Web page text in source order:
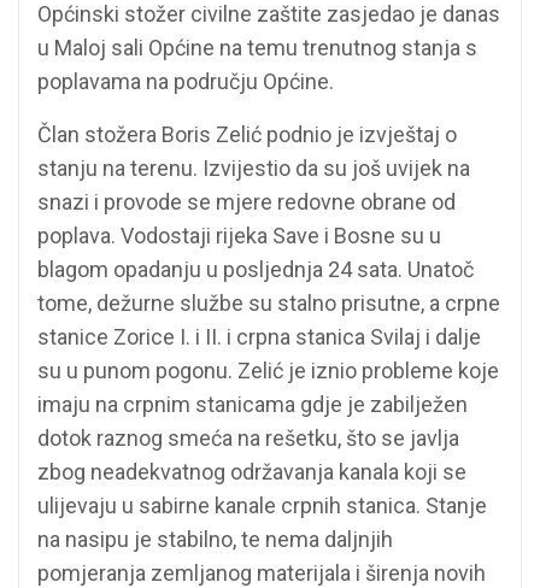
Općinski stožer civilne zaštite zasjedao je danas
u Maloj sali Općine na temu trenutnog stanja s
poplavama na području Općine.
Član stožera Boris Zelić podnio je izvještaj o
stanju na terenu. Izvijestio da su još uvijek na
snazi i provode se mjere redovne obrane od
poplava. Vodostaji rijeka Save i Bosne su u
blagom opadanju u posljednja 24 sata. Unatoč
tome, dežurne službe su stalno prisutne, a crpne
stanice Zorice I. i II. i crpna stanica Svilaj i dalje
su u punom pogonu. Zelić je iznio probleme koje
imaju na crpnim stanicama gdje je zabilježen
dotok raznog smeća na rešetku, što se javlja
zbog neadekvatnog održavanja kanala koji se
ulijevaju u sabirne kanale crpnih stanica. Stanje
na nasipu je stabilno, te nema daljnjih
pomjeranja zemljanog materijala i širenja novih